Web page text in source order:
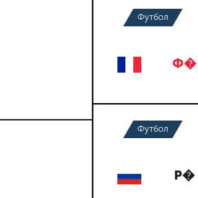
Футбол
Ф�
Футбол
Р�